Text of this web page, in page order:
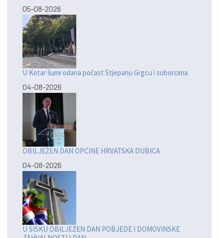
05-08-2026
U Kotar šumi odana počast Stjepanu Grgcu i suborcima
04-08-2026
OBILJEŽEN DAN OPĆINE HRVATSKA DUBICA
04-08-2026
U SISKU OBILJEŽEN DAN POBJEDE I DOMOVINSKE